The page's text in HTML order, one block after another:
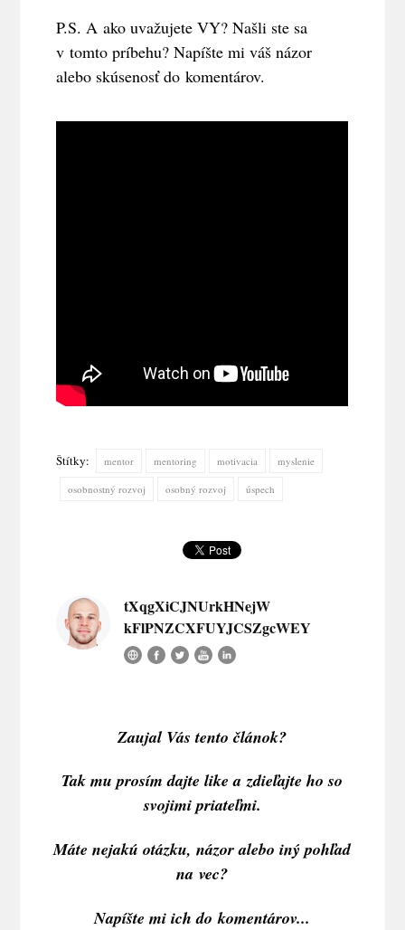
P.S. A ako uvažujete VY? Našli ste sa
v tomto príbehu? Napíšte mi váš názor
alebo skúsenosť do komentárov.
Štítky: mentor mentoring motivacia myslenie
osobnostný rozvoj osobný rozvoj úspech
tXqgXiCJNUrkHNejW
kFlPNZCXFUYJCSZgcWEY
Zaujal Vás tento článok?
Tak mu prosím dajte like a zdieľajte ho so
svojimi priateľmi.
Máte nejakú otázku, názor alebo iný pohľad
na vec?
Napíšte mi ich do komentárov...